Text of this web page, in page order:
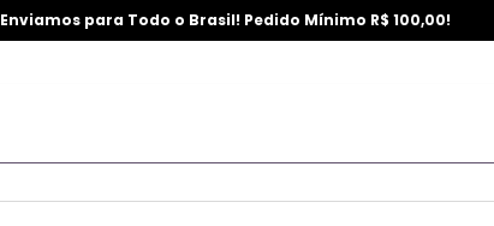
Enviamos para Todo o Brasil! Pedido Mínimo R$ 100,00!